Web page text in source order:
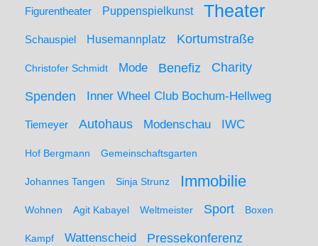
Figurentheater Puppenspielkunst Theater
Schauspiel Husemannplatz Kortumstraße
Christofer Schmidt Mode Benefiz Charity
Spenden Inner Wheel Club Bochum-Hellweg
Tiemeyer Autohaus Modenschau IWC
Hof Bergmann Gemeinschaftsgarten
Johannes Tangen Sinja Strunz Immobilie
Wohnen Agit Kabayel Weltmeister Sport Boxen
Kampf Wattenscheid Pressekonferenz